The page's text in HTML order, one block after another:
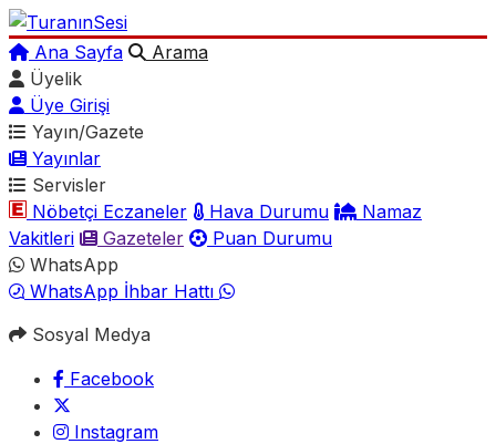
Ana Sayfa
Arama
Üyelik
Üye Girişi
Yayın/Gazete
Yayınlar
Servisler
Nöbetçi Eczaneler
Hava Durumu
Namaz
Vakitleri
Gazeteler
Puan Durumu
WhatsApp
WhatsApp İhbar Hattı
Sosyal Medya
Facebook
Instagram